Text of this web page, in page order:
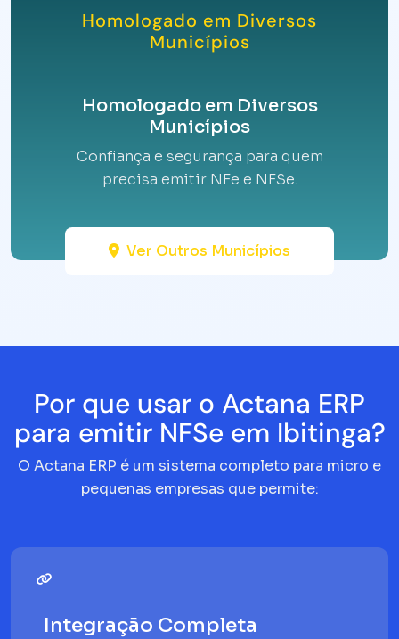
Homologado em Diversos
Municípios
Homologado em Diversos
Municípios
Confiança e segurança para quem
precisa emitir NFe e NFSe.
Ver Outros Municípios
Por que usar o Actana ERP
para emitir NFSe em Ibitinga?
O Actana ERP é um sistema completo para micro e
pequenas empresas que permite:
Integração Completa